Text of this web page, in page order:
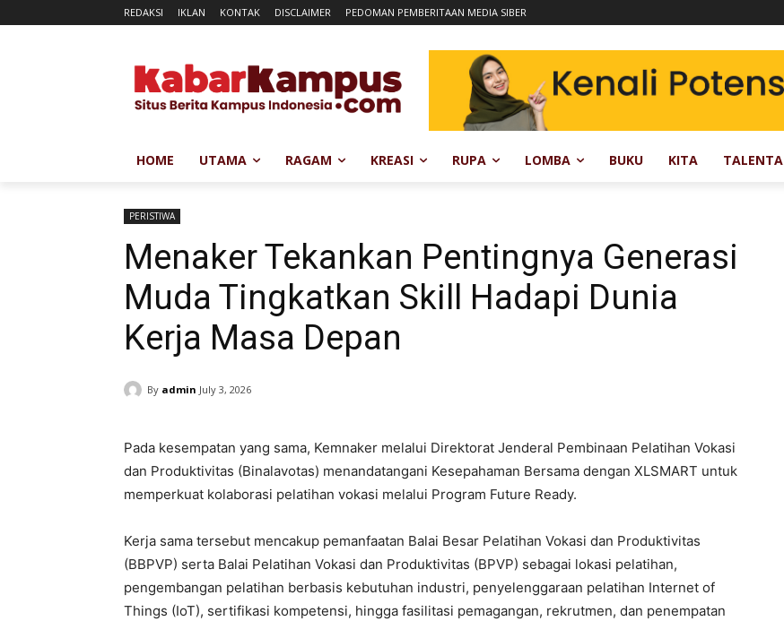
REDAKSI IKLAN KONTAK DISCLAIMER PEDOMAN PEMBERITAAN MEDIA SIBER
HOME UTAMA RAGAM KREASI RUPA LOMBA BUKU KITA TALENTA
PERISTIWA
Menaker Tekankan Pentingnya Generasi
Muda Tingkatkan Skill Hadapi Dunia
Kerja Masa Depan
By admin July 3, 2026
Pada kesempatan yang sama, Kemnaker melalui Direktorat Jenderal Pembinaan Pelatihan Vokasi
dan Produktivitas (Binalavotas) menandatangani Kesepahaman Bersama dengan XLSMART untuk
memperkuat kolaborasi pelatihan vokasi melalui Program Future Ready.
Kerja sama tersebut mencakup pemanfaatan Balai Besar Pelatihan Vokasi dan Produktivitas
(BBPVP) serta Balai Pelatihan Vokasi dan Produktivitas (BPVP) sebagai lokasi pelatihan,
pengembangan pelatihan berbasis kebutuhan industri, penyelenggaraan pelatihan Internet of
Things (IoT), sertifikasi kompetensi, hingga fasilitasi pemagangan, rekrutmen, dan penempatan